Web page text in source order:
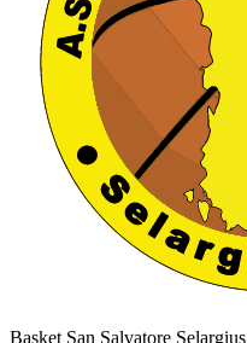
Basket San Salvatore Selargius